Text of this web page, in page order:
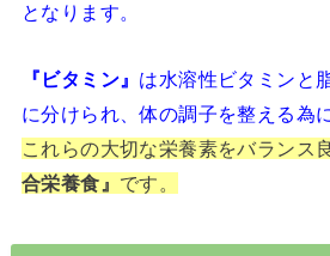
となります。
『ビタミン』 は水溶性ビタミンと
に分けられ、体の調子を整える為
これらの大切な栄養素をバランス
合栄養食』 です。